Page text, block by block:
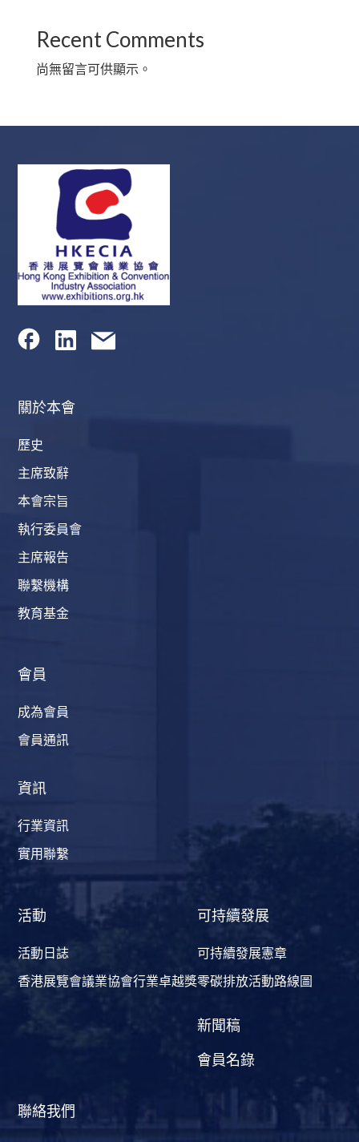
Recent Comments
尚無留言可供顯示。
關於本會
歷史
主席致辭
本會宗旨
執行委員會
主席報告
聯繫機構
教育基金
會員
成為會員
會員通訊
資訊
行業資訊
實用聯繫
活動
活動日誌
香港展覽會議業協會行業卓越獎
可持續發展
可持續發展憲章
零碳排放活動路線圖
新聞稿
會員名錄
聯絡我們